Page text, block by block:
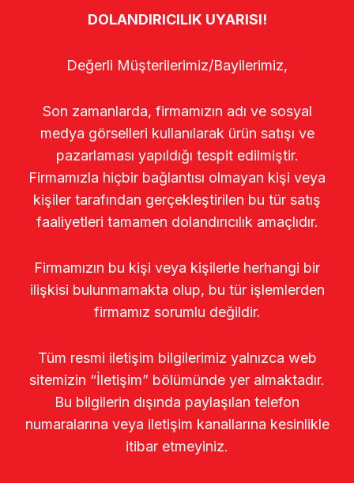
DOLANDIRICILIK UYARISI!
Değerli Müşterilerimiz/Bayilerimiz,
Son zamanlarda, firmamızın adı ve sosyal
medya görselleri kullanılarak ürün satışı ve
pazarlaması yapıldığı tespit edilmiştir.
Firmamızla hiçbir bağlantısı olmayan kişi veya
kişiler tarafından gerçekleştirilen bu tür satış
faaliyetleri tamamen dolandırıcılık amaçlıdır.
Firmamızın bu kişi veya kişilerle herhangi bir
ilişkisi bulunmamakta olup, bu tür işlemlerden
firmamız sorumlu değildir.
Tüm resmi iletişim bilgilerimiz yalnızca web
sitemizin “İletişim” bölümünde yer almaktadır.
Bu bilgilerin dışında paylaşılan telefon
numaralarına veya iletişim kanallarına kesinlikle
itibar etmeyiniz.